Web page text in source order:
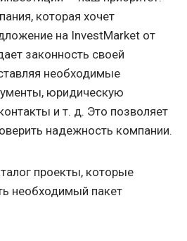
которая хочет
на InvestMarket от
законность своей
необходимые
юридическую
и т. д. Это позволяет
надежность компании.
проекты, которые
необходимый пакет